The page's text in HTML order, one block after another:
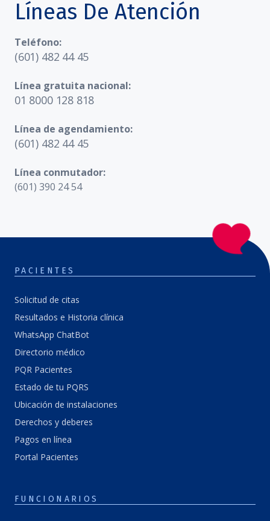
Líneas De Atención
Teléfono:
(601) 482 44 45
Línea gratuita nacional:
01 8000 128 818
Línea de agendamiento:
(601) 482 44 45
Línea conmutador:
(601) 390 24 54
PACIENTES
Solicitud de citas
Resultados e Historia clínica
WhatsApp ChatBot
Directorio médico
PQR Pacientes
Estado de tu PQRS
Ubicación de instalaciones
Derechos y deberes
Pagos en línea
Portal Pacientes
FUNCIONARIOS